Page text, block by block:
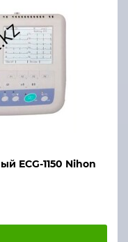
ECG-1150 Nihon